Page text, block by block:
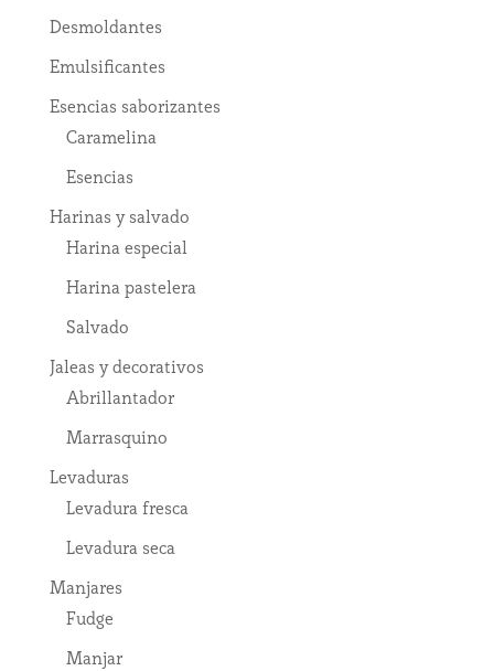
Desmoldantes
Emulsificantes
Esencias saborizantes
Caramelina
Esencias
Harinas y salvado
Harina especial
Harina pastelera
Salvado
Jaleas y decorativos
Abrillantador
Marrasquino
Levaduras
Levadura fresca
Levadura seca
Manjares
Fudge
Manjar